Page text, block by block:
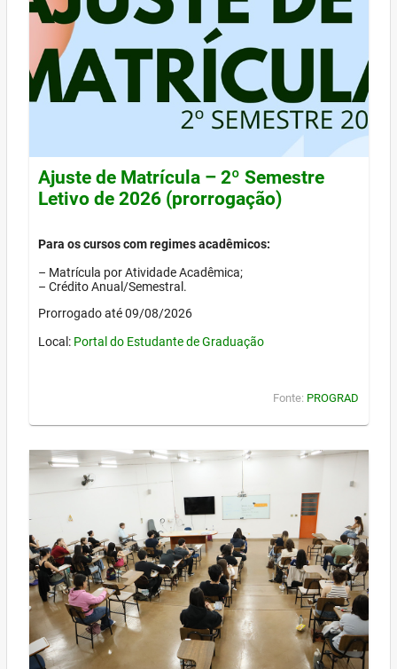
Ajuste de Matrícula – 2º Semestre
Letivo de 2026 (prorrogação)
Para os cursos com regimes acadêmicos:
– Matrícula por Atividade Acadêmica;
– Crédito Anual/Semestral.
Prorrogado até 09/08/2026
Local: Portal do Estudante de Graduação
Fonte: PROGRAD